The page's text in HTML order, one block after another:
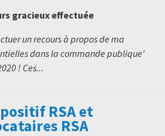
gracieux effectuée
un recours à propos de ma
dans la commande publique'
! Ces...
RSA et
RSA